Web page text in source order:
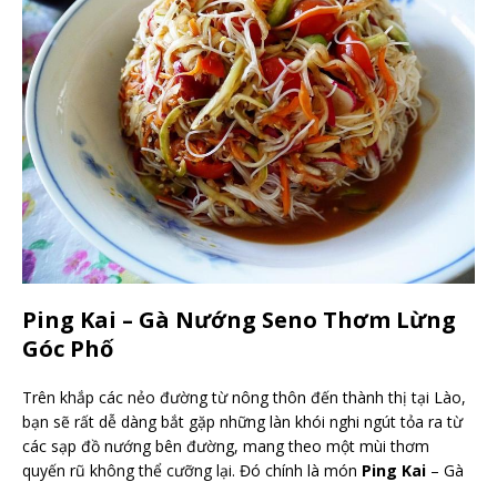
Ping Kai – Gà Nướng Seno Thơm Lừng
Góc Phố
Trên khắp các nẻo đường từ nông thôn đến thành thị tại Lào,
bạn sẽ rất dễ dàng bắt gặp những làn khói nghi ngút tỏa ra từ
các sạp đồ nướng bên đường, mang theo một mùi thơm
quyến rũ không thể cưỡng lại. Đó chính là món Ping Kai – Gà